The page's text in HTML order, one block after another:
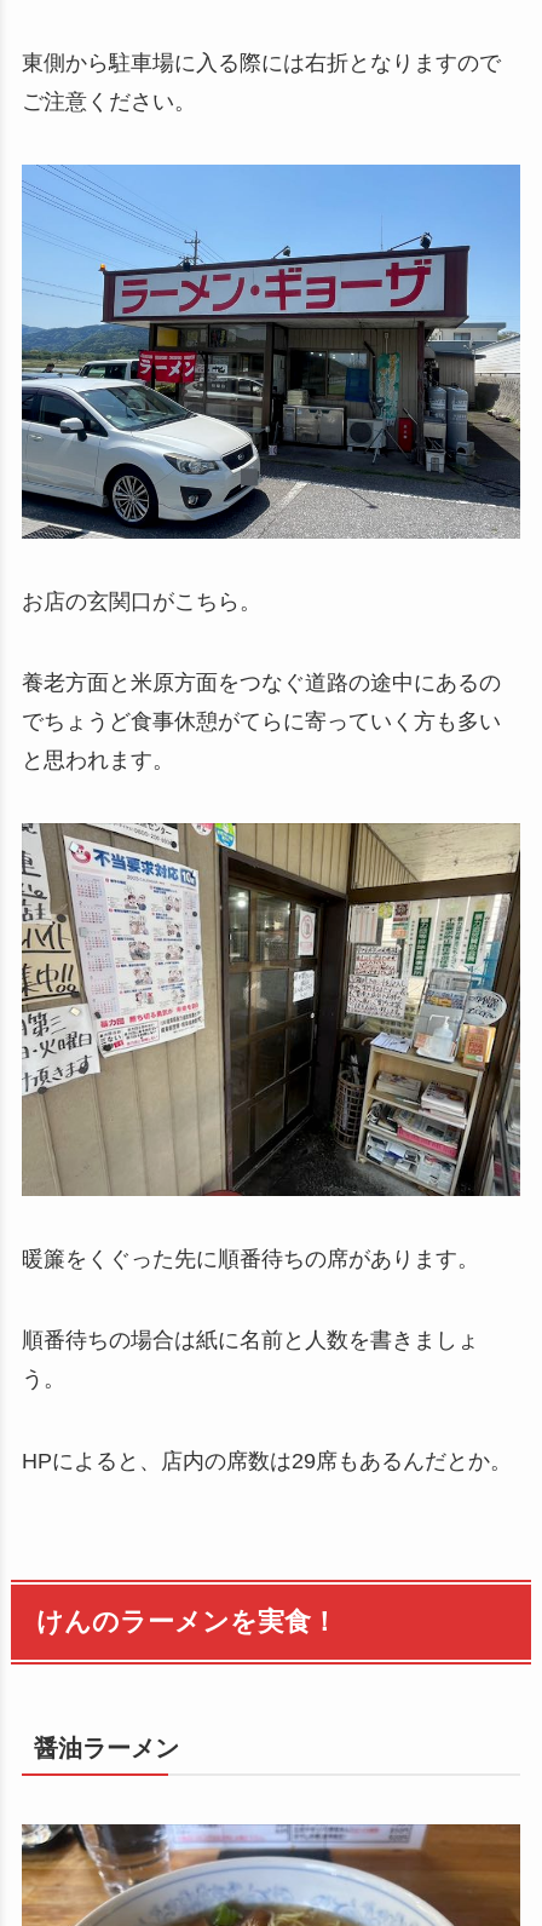
東側から駐車場に入る際には右折となりますので
ご注意ください。
お店の玄関口がこちら。
養老方面と米原方面をつなぐ道路の途中にあるの
でちょうど食事休憩がてらに寄っていく方も多い
と思われます。
暖簾をくぐった先に順番待ちの席があります。
順番待ちの場合は紙に名前と人数を書きましょ
う。
HPによると、店内の席数は29席もあるんだとか。
けんのラーメンを実食！
醤油ラーメン